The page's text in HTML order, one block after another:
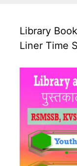
Library
Liner Time